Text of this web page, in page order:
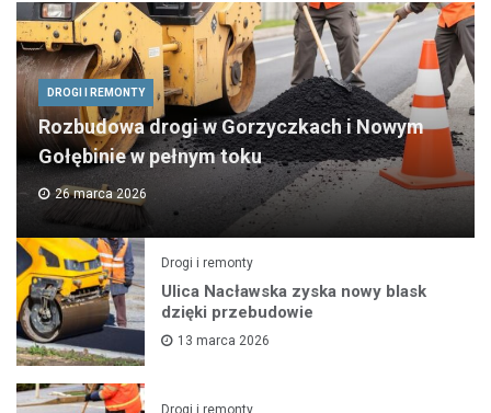
DROGI I REMONTY
Rozbudowa drogi w Gorzyczkach i Nowym
Gołębinie w pełnym toku
26 marca 2026
Drogi i remonty
Ulica Nacławska zyska nowy blask
dzięki przebudowie
13 marca 2026
Drogi i remonty